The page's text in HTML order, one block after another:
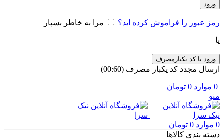
ورود
رمز عبور را فراموش کرده اید؟ مرا به خاطر بسپار
یا
ورود با کد یکبارمصرف
ارسال مجدد کد یکبار مصرف (00:
60
)
0 موارد 0 تومان
منو
0 موارد 0 تومان
دسته بندی کالاها